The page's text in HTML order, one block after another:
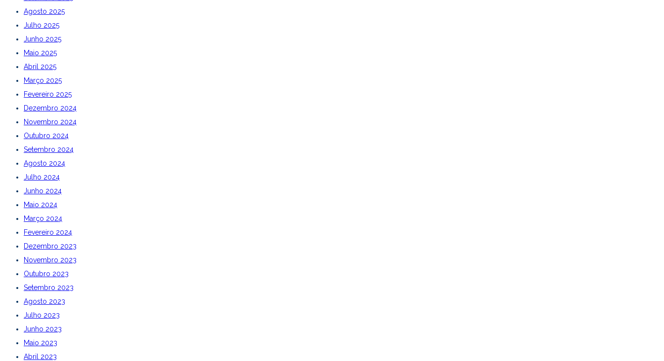
Agosto 2025
Julho 2025
Junho 2025
Maio 2025
Abril 2025
Março 2025
Fevereiro 2025
Dezembro 2024
Novembro 2024
Outubro 2024
Setembro 2024
Agosto 2024
Julho 2024
Junho 2024
Maio 2024
Março 2024
Fevereiro 2024
Dezembro 2023
Novembro 2023
Outubro 2023
Setembro 2023
Agosto 2023
Julho 2023
Junho 2023
Maio 2023
Abril 2023